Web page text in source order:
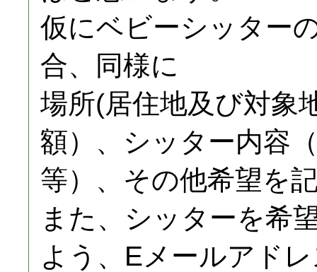
仮にベビーシッター
合、同様に
場所(居住地及び対象
額）、シッター内容
等）、その他希望を
また、シッターを希
よう、Eメールアド